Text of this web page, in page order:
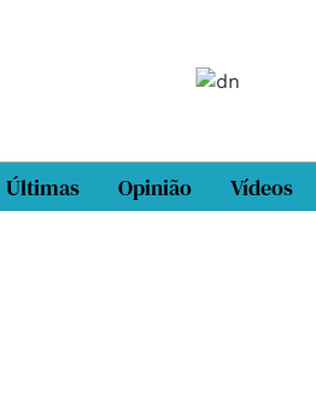
Últimas Opinião Vídeos